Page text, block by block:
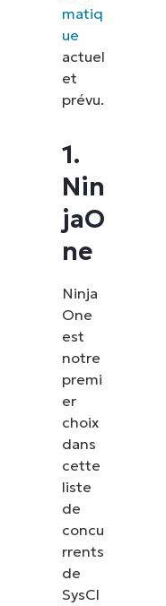
matiq
ue
actuel
et
prévu.
1.
Nin
jaO
ne
Ninja
One
est
notre
premi
er
choix
dans
cette
liste
de
concu
rrents
de
SysCl